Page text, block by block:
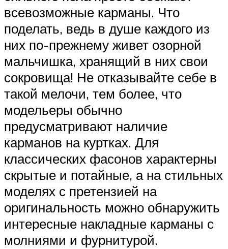
всевозможные карманы. Что
поделать, ведь в душе каждого из
них по-прежнему живет озорной
мальчишка, хранящий в них свои
сокровища! Не отказывайте себе в
такой мелочи, тем более, что
модельеры обычно
предусматривают наличие
карманов на куртках. Для
классических фасонов характерны
скрытые и потайные, а на стильных
моделях с претензией на
оригинальность можно обнаружить
интересные накладные карманы с
молниями и фурнитурой.